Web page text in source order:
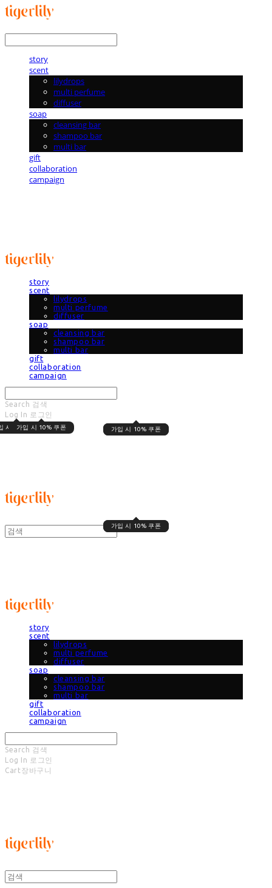
story
scent
lilydrops
multi perfume
diffuser
soap
cleansing bar
shampoo bar
multi bar
gift
collaboration
campaign
story
scent
lilydrops
multi perfume
diffuser
soap
cleansing bar
shampoo bar
multi bar
gift
collaboration
campaign
Search 검색
Log In
시 10% 쿠폰
로그인
가입 시 10% 쿠폰 가입 시 10% 쿠폰
가입 시 10% 쿠폰
Cart 장바구니
가입 시 10% 쿠폰
가입 시 10% 쿠폰
story
scent
lilydrops
multi perfume
diffuser
soap
cleansing bar
shampoo bar
multi bar
gift
collaboration
campaign
Search 검색
Log In 로그인
Cart 장바구니